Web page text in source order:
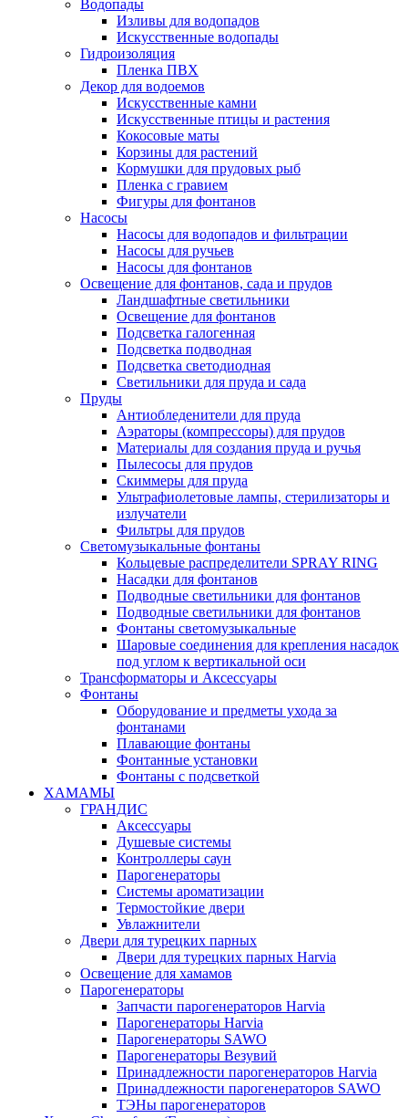
Водопады
Изливы для водопадов
Искусственные водопады
Гидроизоляция
Пленка ПВХ
Декор для водоемов
Искусственные камни
Искусственные птицы и растения
Кокосовые маты
Корзины для растений
Кормушки для прудовых рыб
Пленка с гравием
Фигуры для фонтанов
Насосы
Насосы для водопадов и фильтрации
Насосы для ручьев
Насосы для фонтанов
Освещение для фонтанов, сада и прудов
Ландшафтные светильники
Освещение для фонтанов
Подсветка галогенная
Подсветка подводная
Подсветка светодиодная
Светильники для пруда и сада
Пруды
Антиобледенители для пруда
Аэраторы (компрессоры) для прудов
Материалы для создания пруда и ручья
Пылесосы для прудов
Скиммеры для пруда
Ультрафиолетовые лампы, стерилизаторы и
излучатели
Фильтры для прудов
Светомузыкальные фонтаны
Кольцевые распределители SPRAY RING
Насадки для фонтанов
Подводные светильники для фонтанов
Подводные светильники для фонтанов
Фонтаны светомузыкальные
Шаровые соединения для крепления насадок
под углом к вертикальной оси
Трансформаторы и Аксессуары
Фонтаны
Оборудование и предметы ухода за
фонтанами
Плавающие фонтаны
Фонтанные установки
Фонтаны с подсветкой
ХАМАМЫ
ГРАНДИС
Аксессуары
Душевые системы
Контроллеры саун
Парогенераторы
Системы ароматизации
Термостойкие двери
Увлажнители
Двери для турецких парных
Двери для турецких парных Harvia
Освещение для хамамов
Парогенераторы
Запчасти парогенераторов Harvia
Парогенераторы Harvia
Парогенераторы SAWO
Парогенераторы Везувий
Принадлежности парогенераторов Harvia
Принадлежности парогенераторов SAWO
ТЭНы парогенераторов